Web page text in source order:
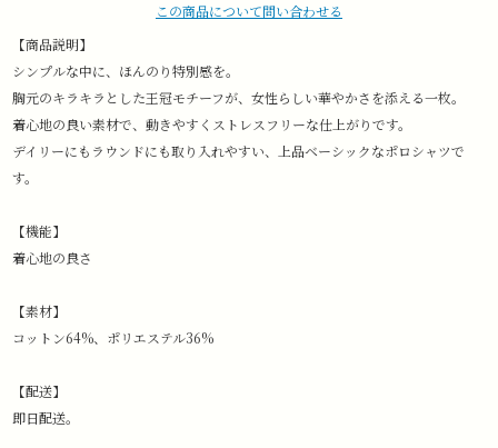
この商品について問い合わせる
【商品説明】
シンプルな中に、ほんのり特別感を。
胸元のキラキラとした王冠モチーフが、女性らしい華やかさを添える一枚。
着心地の良い素材で、動きやすくストレスフリーな仕上がりです。
デイリーにもラウンドにも取り入れやすい、上品ベーシックなポロシャツで
す。
【機能】
着心地の良さ
【素材】
コットン64%、ポリエステル36%
【配送】
即日配送。